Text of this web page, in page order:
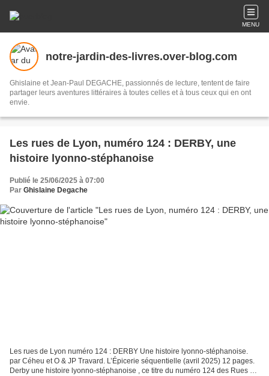
MENU
notre-jardin-des-livres.over-blog.com
Ghislaine et Jean-Paul DEGACHE, passionnés de lecture, tentent de faire
partager leurs aventures littéraires à toutes celles et à tous ceux qui en ont
envie.
Les rues de Lyon, numéro 124 : DERBY, une
histoire lyonno-stéphanoise
Publié le 25/06/2025 à 07:00
Par Ghislaine Degache
Les rues de Lyon numéro 124 : DERBY Une histoire lyonno-stéphanoise.
par Céheu et O & JP Travard. L’Épicerie séquentielle (avril 2025) 12 pages.
Derby une histoire lyonno-stéphanoise , ce titre du numéro 124 des Rues de